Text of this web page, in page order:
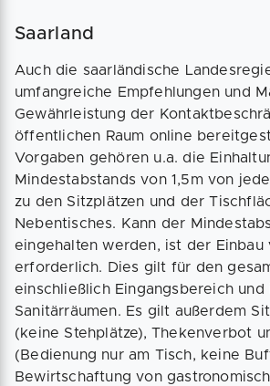
Saarland
Auch die saarländische
umfangreiche Empfehlungen und
Gewährleistung der
öffentlichen Raum online
Vorgaben gehören u.a. die
Mindestabstands von 1,5m von
zu den Sitzplätzen und der
Nebentisches. Kann der
eingehalten werden, ist der Einbau
erforderlich. Dies gilt für den
einschließlich Eingangsbereich und
Sanitärräumen. Es gilt außerdem
(keine Stehplätze), Thekenverbot
(Bedienung nur am Tisch, keine
Bewirtschaftung von